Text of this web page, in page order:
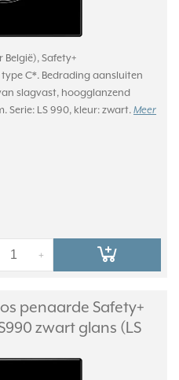
Safety+
C*. Bedrading aansluiten
slagvast, hoogglanzend
Serie: LS 990, kleur: zwart. Meer
+
penaarde Safety+
zwart glans (LS